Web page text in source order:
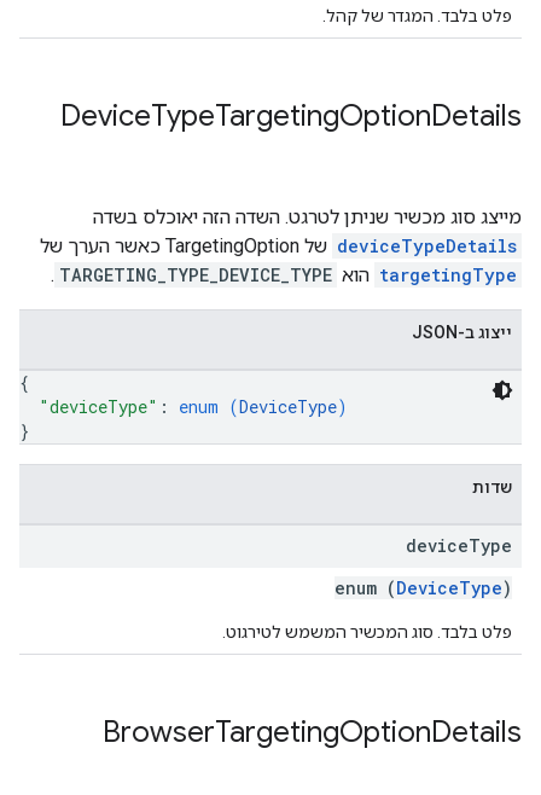
פלט בלבד. המגדר של קהל.
DeviceTypeTargetingOptionDetails
מייצג סוג מכשיר שניתן לטרגט. השדה הזה יאוכלס בשדה
deviceTypeDetails של TargetingOption כאשר הערך של
targetingType הוא TARGETING_TYPE_DEVICE_TYPE
.
ייצוג ב-JSON
{
"deviceType" : enum (DeviceType)
}
שדות
deviceType
enum (DeviceType)
פלט בלבד. סוג המכשיר המשמש לטירגוט.
BrowserTargetingOptionDetails